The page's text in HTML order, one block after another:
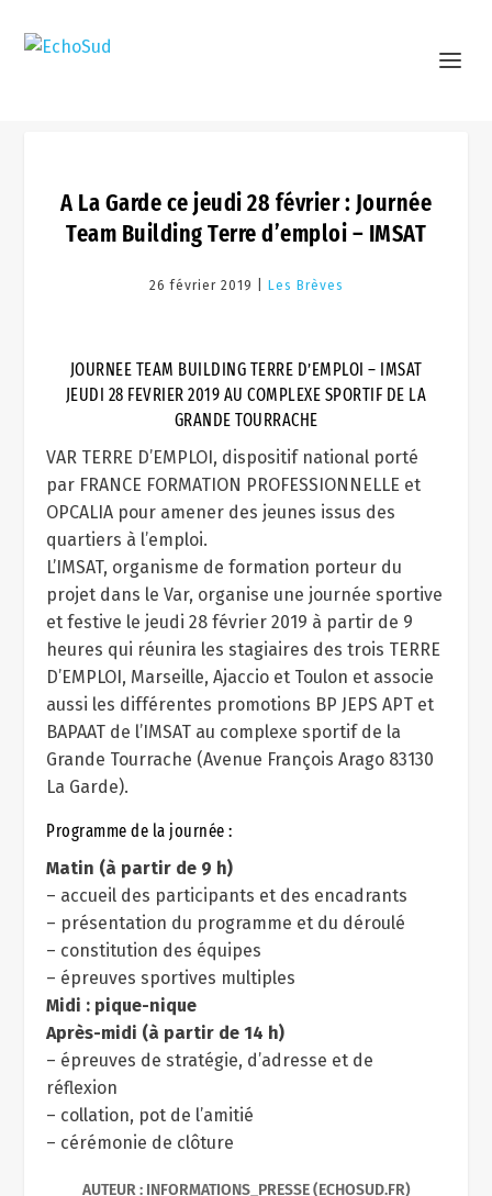
A La Garde ce jeudi 28 février : Journée
Team Building Terre d’emploi – IMSAT
26 février 2019 | Les Brèves
JOURNEE TEAM BUILDING TERRE D’EMPLOI – IMSAT
JEUDI 28 FEVRIER 2019 AU COMPLEXE SPORTIF DE LA
GRANDE TOURRACHE
VAR TERRE D’EMPLOI, dispositif national porté
par FRANCE FORMATION PROFESSIONNELLE et
OPCALIA pour amener des jeunes issus des
quartiers à l’emploi.
L’IMSAT, organisme de formation porteur du
projet dans le Var, organise une journée sportive
et festive le jeudi 28 février 2019 à partir de 9
heures qui réunira les stagiaires des trois TERRE
D’EMPLOI, Marseille, Ajaccio et Toulon et associe
aussi les différentes promotions BP JEPS APT et
BAPAAT de l’IMSAT au complexe sportif de la
Grande Tourrache (Avenue François Arago 83130
La Garde).
Programme de la journée :
Matin (à partir de 9 h)
– accueil des participants et des encadrants
– présentation du programme et du déroulé
– constitution des équipes
– épreuves sportives multiples
Midi : pique-nique
Après-midi (à partir de 14 h)
– épreuves de stratégie, d’adresse et de
réflexion
– collation, pot de l’amitié
– cérémonie de clôture
AUTEUR : INFORMATIONS_PRESSE (ECHOSUD.FR)